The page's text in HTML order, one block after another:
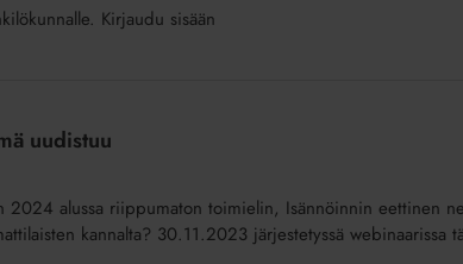
Kirjaudu sisään
uudistuu
2024 alussa riippumaton toimielin, Isännöinnin eettinen
kannalta? 30.11.2023 järjestetyssä webinaarissa